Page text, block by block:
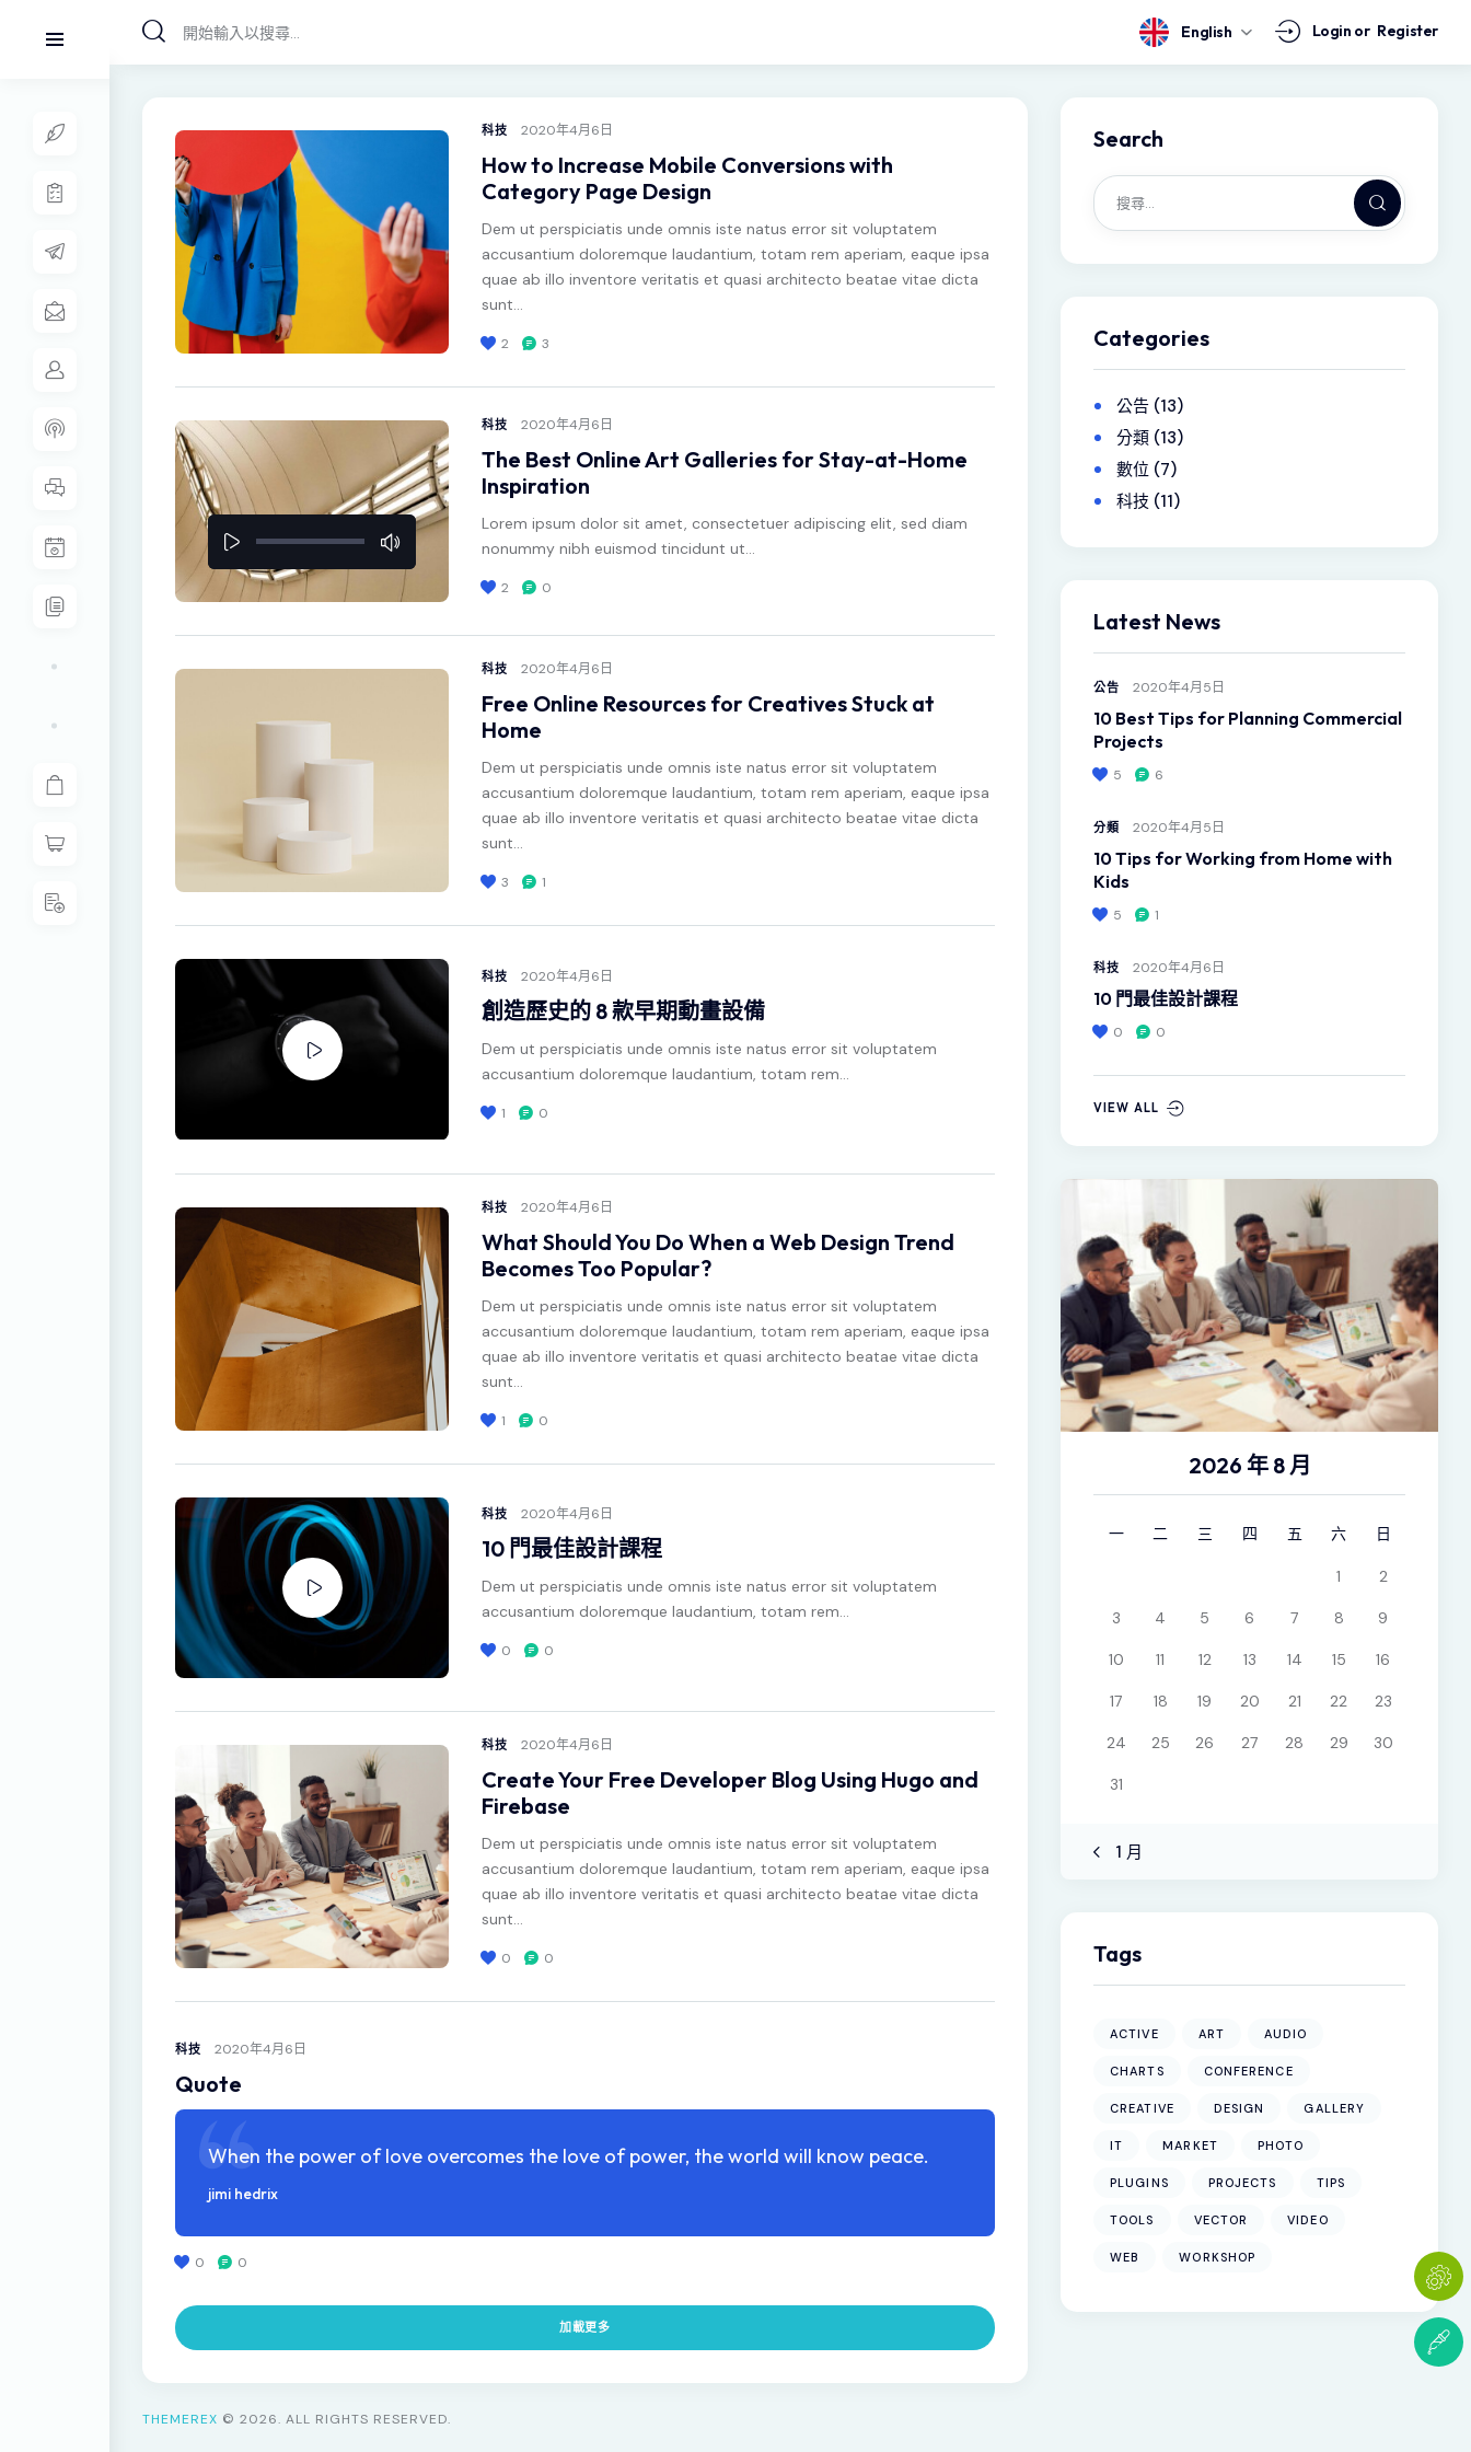
English Login or Register
科技 2020年4月6日
How to Increase Mobile Conversions with
Category Page Design
Dem ut perspiciatis unde omnis iste natus error sit voluptatem
accusantium doloremque laudantium, totam rem aperiam, eaque ipsa
quae ab illo inventore veritatis et quasi architecto beatae vitae dicta
sunt…
2 3
音
訊
播
放
器
科技 2020年4月6日
The Best Online Art Galleries for Stay-at-Home
Inspiration
Lorem ipsum dolor sit amet, consectetuer adipiscing elit, sed diam
nonummy nibh euismod tincidunt ut…
2 0
科技 2020年4月6日
Free Online Resources for Creatives Stuck at
Home
Dem ut perspiciatis unde omnis iste natus error sit voluptatem
accusantium doloremque laudantium, totam rem aperiam, eaque ipsa
quae ab illo inventore veritatis et quasi architecto beatae vitae dicta
sunt…
3 1
科技 2020年4月6日
創造歷史的 8 款早期動畫設備
Dem ut perspiciatis unde omnis iste natus error sit voluptatem
accusantium doloremque laudantium, totam rem…
1 0
科技 2020年4月6日
What Should You Do When a Web Design Trend
Becomes Too Popular?
Dem ut perspiciatis unde omnis iste natus error sit voluptatem
accusantium doloremque laudantium, totam rem aperiam, eaque ipsa
quae ab illo inventore veritatis et quasi architecto beatae vitae dicta
sunt…
1 0
科技 2020年4月6日
10 門最佳設計課程
Dem ut perspiciatis unde omnis iste natus error sit voluptatem
accusantium doloremque laudantium, totam rem…
0 0
科技 2020年4月6日
Create Your Free Developer Blog Using Hugo and
Firebase
Dem ut perspiciatis unde omnis iste natus error sit voluptatem
accusantium doloremque laudantium, totam rem aperiam, eaque ipsa
quae ab illo inventore veritatis et quasi architecto beatae vitae dicta
sunt…
0 0
科技 2020年4月6日
Quote
When the power of love overcomes the love of power, the world will know peace.
jimi hedrix
0 0
加載更多
Search
Categories
公告 (13)
分類 (13)
數位 (7)
科技 (11)
Latest News
公告 2020年4月5日
10 Best Tips for Planning Commercial
Projects
5 6
分類 2020年4月5日
10 Tips for Working from Home with
Kids
5 1
科技 2020年4月6日
10 門最佳設計課程
0 0
VIEW ALL
2026 年 8 月
一 二 三 四 五 六 日
1 2
3 4 5 6 7 8 9
10 11 12 13 14 15 16
17 18 19 20 21 22 23
24 25 26 27 28 29 30
31
« 1 月
Tags
ACTIVE ART AUDIO
CHARTS CONFERENCE
CREATIVE DESIGN GALLERY
IT MARKET PHOTO
PLUGINS PROJECTS TIPS
TOOLS VECTOR VIDEO
WEB WORKSHOP
THEMEREX © 2026. ALL RIGHTS RESERVED.